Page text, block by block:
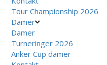
Tour Championship 2026
Damer
Damer
Turneringer 2026
Anker Cup damer